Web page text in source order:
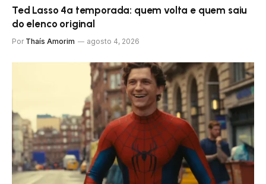
Ted Lasso 4ª temporada: quem volta e quem saiu
do elenco original
Por Thaís Amorim agosto 4, 2026